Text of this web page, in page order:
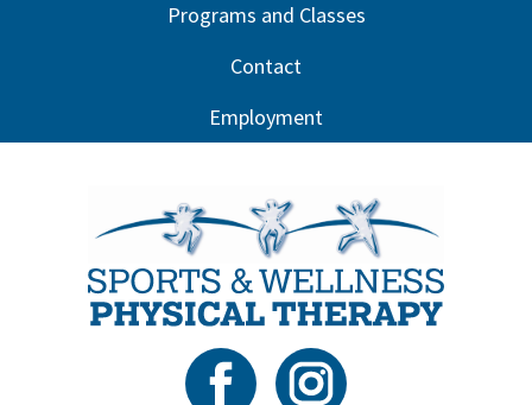
Programs and Classes
Contact
Employment